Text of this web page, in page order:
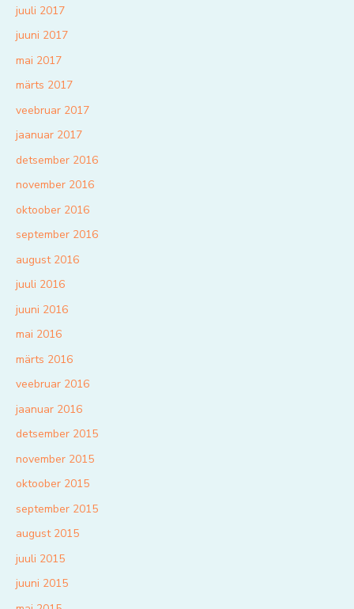
juuli 2017
juuni 2017
mai 2017
märts 2017
veebruar 2017
jaanuar 2017
detsember 2016
november 2016
oktoober 2016
september 2016
august 2016
juuli 2016
juuni 2016
mai 2016
märts 2016
veebruar 2016
jaanuar 2016
detsember 2015
november 2015
oktoober 2015
september 2015
august 2015
juuli 2015
juuni 2015